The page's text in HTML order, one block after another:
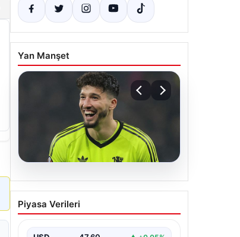
Yan Manşet
05.08.2026
Altay Bayındır beklenen
imzayı attı! Yeni adresi
Piyasa Verileri